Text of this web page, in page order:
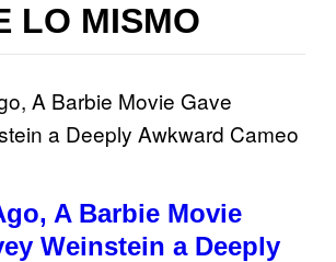
LO MISMO
A Barbie Movie
Weinstein a Deeply